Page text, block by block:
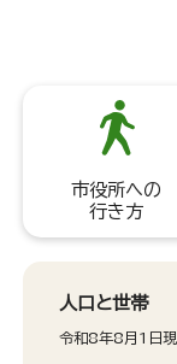
市役所への
行き方
人口と世帯
令和8年8月1日